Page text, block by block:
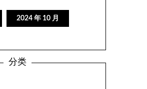
2024 年 10 月
分类